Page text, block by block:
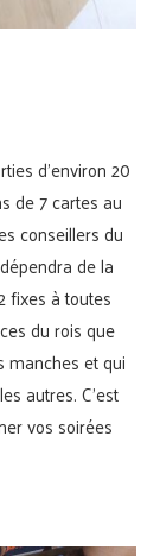
d’environ 20
de 7 cartes au
conseillers du
de la
fixes à toutes
du rois que
manches et qui
autres. C’est
vos soirées